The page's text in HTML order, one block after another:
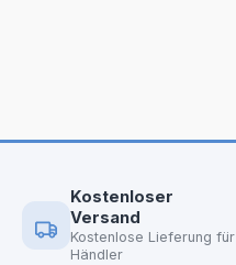
Kostenloser
Versand
Kostenlose Lieferung für
Händler